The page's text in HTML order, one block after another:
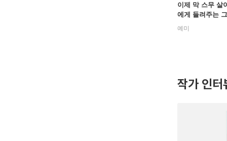
이제 막 스무 살
에게 들려주는
야기
예미
작가 인터